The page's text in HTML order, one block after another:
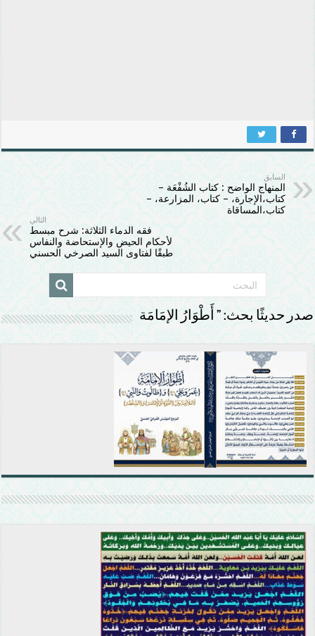
السابق
المنهاج الواضح : كتاب الشُفْعَة –
كتاب،الإجارة، – كتاب، المزارعة، –
كتاب،المساقاة
التالي
فقه الدماء الثلاثة: شرح مبسط
لأحكام الحيض والإستحاضة والنفاس
طبقًا لفتاوى السيد الصرخي الحسني
صدر حديثًا بحث: ” أَطْوَارُ الإمَامَة